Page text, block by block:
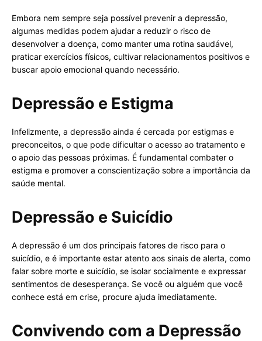
Embora nem sempre seja possível prevenir a depressão,
algumas medidas podem ajudar a reduzir o risco de
desenvolver a doença, como manter uma rotina saudável,
praticar exercícios físicos, cultivar relacionamentos positivos e
buscar apoio emocional quando necessário.
Depressão e Estigma
Infelizmente, a depressão ainda é cercada por estigmas e
preconceitos, o que pode dificultar o acesso ao tratamento e
o apoio das pessoas próximas. É fundamental combater o
estigma e promover a conscientização sobre a importância da
saúde mental.
Depressão e Suicídio
A depressão é um dos principais fatores de risco para o
suicídio, e é importante estar atento aos sinais de alerta, como
falar sobre morte e suicídio, se isolar socialmente e expressar
sentimentos de desesperança. Se você ou alguém que você
conhece está em crise, procure ajuda imediatamente.
Convivendo com a Depressão